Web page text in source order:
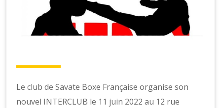
Le club de Savate Boxe Française organise son
nouvel INTERCLUB le 11 juin 2022 au 12 rue